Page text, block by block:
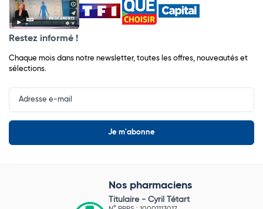
Restez informé !
Chaque mois dans notre newsletter, toutes les offres, nouveautés et
sélections.
Input
Newsletter
Nos pharmaciens
Titulaire - Cyril Tétart